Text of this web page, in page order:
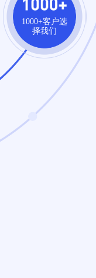
1000+客户选
择我们